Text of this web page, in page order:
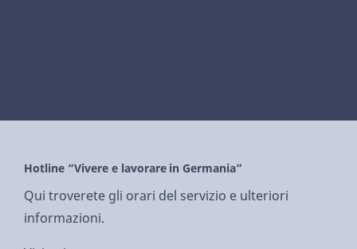
Hotline “Vivere e lavorare in Germania”
Qui troverete gli orari del servizio e ulteriori
informazioni.